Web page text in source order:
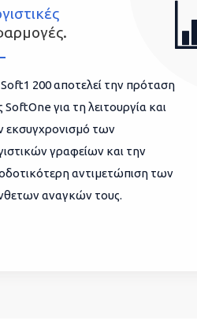
200 αποτελεί την πρόταση
SoftOne για τη λειτουργία και
εκσυγχρονισμό των
γραφείων και την
αντιμετώπιση των
αναγκών τους.